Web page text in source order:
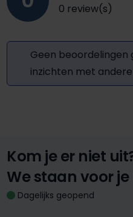
0 review(s)
Geen beoordelingen
inzichten met
Kom je er niet
We staan voor
Dagelijks geopend